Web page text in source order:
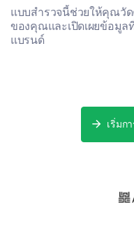
แพงกว่า
ใกล้เคียงกัน
แบบสำรวจนี้ช่วยให้คุณวั
ของคุณและเปิดเผยข้อมู
แบรนด์
เริ่มก